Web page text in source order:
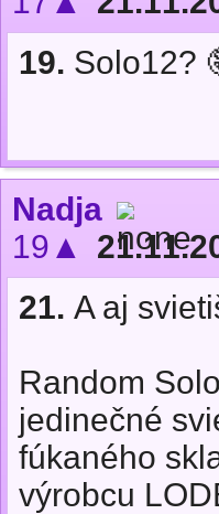
19. Solo12?
Nadja
19▲
21. A aj
Random
jedinečné
fúkaného
výrobcu